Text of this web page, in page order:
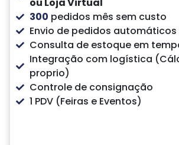
300 pedidos mês sem custo
Envio de pedidos automáticos
Consulta de estoque em
Integração com logística
proprio)
Controle de consignação
1 PDV (Feiras e Eventos)